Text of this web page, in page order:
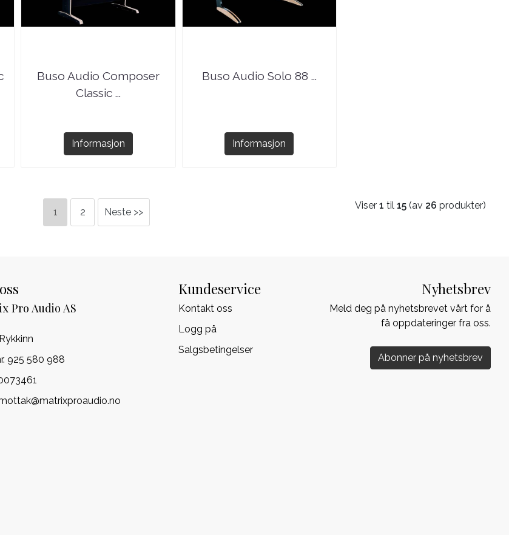
Buso Audio Composer
Classic ...
Informasjon
Buso Audio Solo 88 ...
Informasjon
1 2 Neste >>
Viser 1 til 15(av 26 produkter)
Pro Audio AS
925 580 988
Kundeservice
Kontakt oss
Logg på
Salgsbetingelser
Nyhetsbrev
Meld deg på nyhetsbrevet vårt for å
få oppdateringer fra oss.
Abonner på nyhetsbrev